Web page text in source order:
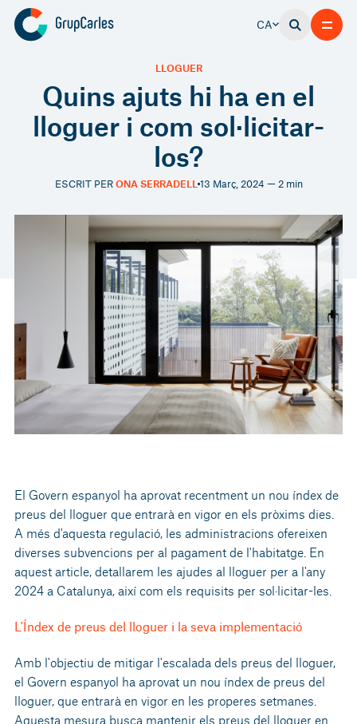
CA
Quins ajuts hi ha en el
lloguer i com sol·licitar-
los?
LLOGUER
ESCRIT PERONA SERRADELL 13 Març, 2024 — 2 min
El Govern espanyol ha aprovat recentment un nou índex de
preus del lloguer que entrarà en vigor en els pròxims dies.
A més d'aquesta regulació, les administracions ofereixen
diverses subvencions per al pagament de l'habitatge. En
aquest article, detallarem les ajudes al lloguer per a l'any
2024 a Catalunya, així com els requisits per sol·licitar-les.
L'Índex de preus del lloguer i la seva implementació
Amb l'objectiu de mitigar l'escalada dels preus del lloguer,
el Govern espanyol ha aprovat un nou índex de preus del
lloguer, que entrarà en vigor en les properes setmanes.
Aquesta mesura busca mantenir els preus del lloguer en